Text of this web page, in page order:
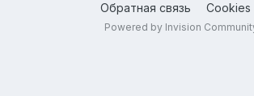
Обратная связь Cookies
Powered by Invision